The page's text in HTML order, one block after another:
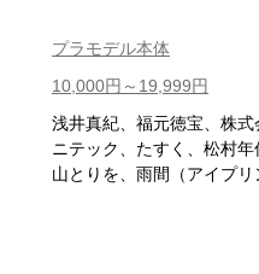
プラモデル本体
10,000円～19,999円
浅井真紀、福元徳宝、株式
ニテック、たすく、松村年
山とりを、雨間（アイプリ